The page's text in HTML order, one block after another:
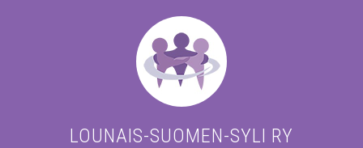
LOUNAIS-SUOMEN-SYLI RY